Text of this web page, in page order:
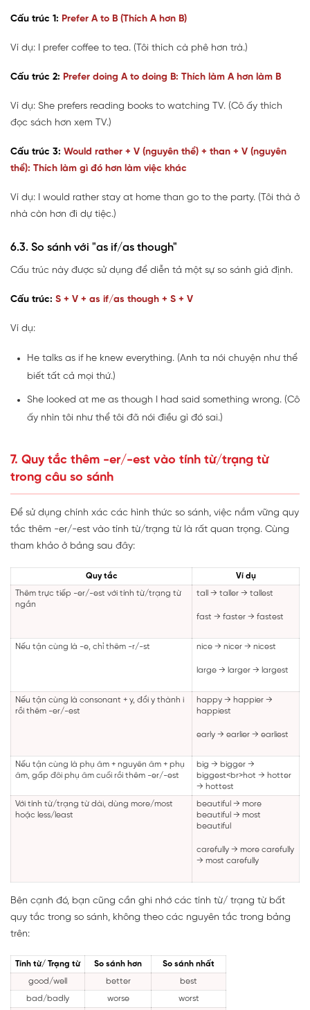
Cấu trúc 1: Prefer A to B (Thích A hơn B)
Ví dụ: I prefer coffee to tea. (Tôi thích cà phê hơn trà.)
Cấu trúc 2: Prefer doing A to doing B: Thích làm A hơn làm B
Ví dụ: She prefers reading books to watching TV. (Cô ấy thích
đọc sách hơn xem TV.)
Cấu trúc 3: Would rather + V (nguyên thể) + than + V (nguyên
thể): Thích làm gì đó hơn làm việc khác
Ví dụ: I would rather stay at home than go to the party. (Tôi thà ở
nhà còn hơn đi dự tiệc.)
6.3. So sánh với "as if/as though"
Cấu trúc này được sử dụng để diễn tả một sự so sánh giả định.
Cấu trúc: S + V + as if/as though + S + V
Ví dụ:
He talks as if he knew everything. (Anh ta nói chuyện như thể
biết tất cả mọi thứ.)
She looked at me as though I had said something wrong. (Cô
ấy nhìn tôi như thể tôi đã nói điều gì đó sai.)
7. Quy tắc thêm -er/-est vào tính từ/trạng từ
trong câu so sánh
Để sử dụng chính xác các hình thức so sánh, việc nắm vững quy
tắc thêm -er/-est vào tính từ/trạng từ là rất quan trọng. Cùng
tham khảo ở bảng sau đây:
Quy tắc
Ví dụ
Thêm trực tiếp -er/-est với tính từ/trạng từ
ngắn
tall → taller → tallest
fast → faster → fastest
Nếu tận cùng là -e, chỉ thêm -r/-st nice → nicer → nicest
large → larger → largest
Nếu tận cùng là consonant + y, đổi y thành i
rồi thêm -er/-est
happy → happier →
happiest
early → earlier → earliest
Nếu tận cùng là phụ âm + nguyên âm + phụ
âm, gấp đôi phụ âm cuối rồi thêm -er/-est
big → bigger →
biggest<br>hot → hotter
→ hottest
Với tính từ/trạng từ dài, dùng more/most
hoặc less/least
beautiful → more
beautiful → most
beautiful
carefully → more carefully
→ most carefully
Bên cạnh đó, bạn cũng cần ghi nhớ các tính từ/ trạng từ bất
quy tắc trong so sánh, không theo các nguyên tắc trong bảng
trên:
Tính từ/ Trạng từ So sánh hơn
So sánh nhất
good/well
better
best
bad/badly
worse
worst